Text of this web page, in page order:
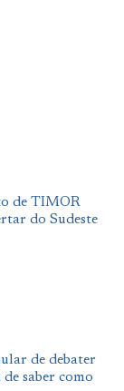
de TIMOR
do Sudeste
de debater
saber como